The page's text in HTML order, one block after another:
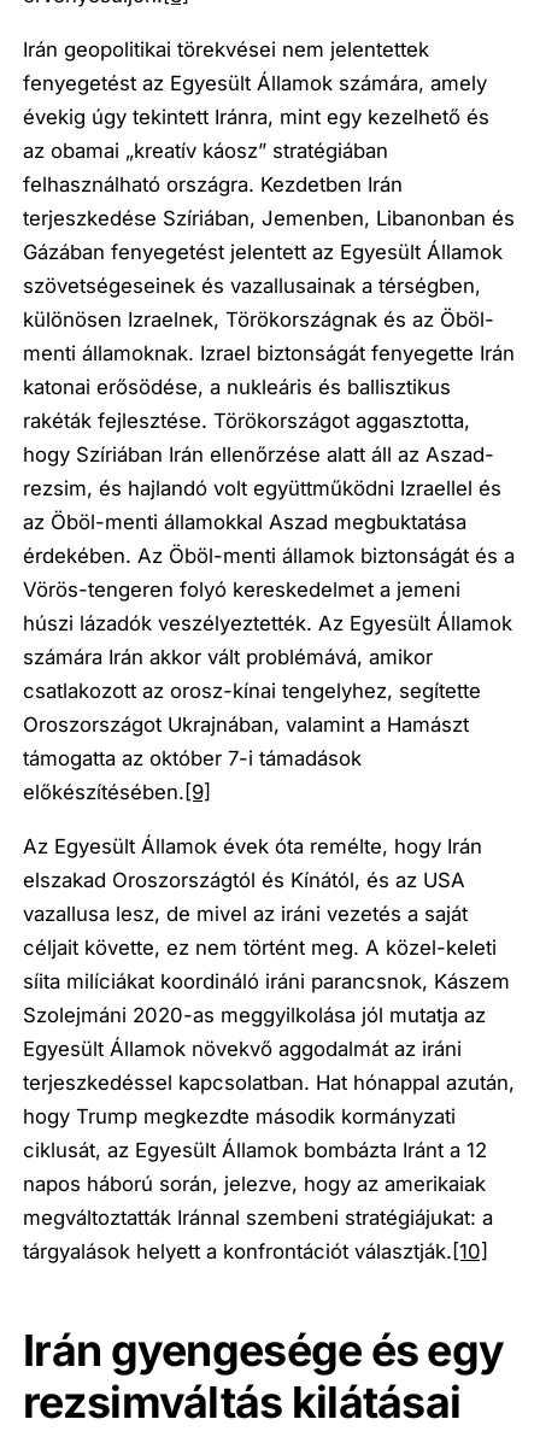
Irán geopolitikai törekvései nem jelentettek
fenyegetést az Egyesült Államok számára, amely
évekig úgy tekintett Iránra, mint egy kezelhető és
az obamai „kreatív káosz” stratégiában
felhasználható országra. Kezdetben Irán
terjeszkedése Szíriában, Jemenben, Libanonban és
Gázában fenyegetést jelentett az Egyesült Államok
szövetségeseinek és vazallusainak a térségben,
különösen Izraelnek, Törökországnak és az Öböl-
menti államoknak. Izrael biztonságát fenyegette Irán
katonai erősödése, a nukleáris és ballisztikus
rakéták fejlesztése. Törökországot aggasztotta,
hogy Szíriában Irán ellenőrzése alatt áll az Aszad-
rezsim, és hajlandó volt együttműködni Izraellel és
az Öböl-menti államokkal Aszad megbuktatása
érdekében. Az Öböl-menti államok biztonságát és a
Vörös-tengeren folyó kereskedelmet a jemeni
húszi lázadók veszélyeztették. Az Egyesült Államok
számára Irán akkor vált problémává, amikor
csatlakozott az orosz-kínai tengelyhez, segítette
Oroszországot Ukrajnában, valamint a Hamászt
támogatta az október 7-i támadások
előkészítésében. [9]
Az Egyesült Államok évek óta remélte, hogy Irán
elszakad Oroszországtól és Kínától, és az USA
vazallusa lesz, de mivel az iráni vezetés a saját
céljait követte, ez nem történt meg. A közel-keleti
síita milíciákat koordináló iráni parancsnok, Kászem
Szolejmáni 2020-as meggyilkolása jól mutatja az
Egyesült Államok növekvő aggodalmát az iráni
terjeszkedéssel kapcsolatban. Hat hónappal azután,
hogy Trump megkezdte második kormányzati
ciklusát, az Egyesült Államok bombázta Iránt a 12
napos háború során, jelezve, hogy az amerikaiak
megváltoztatták Iránnal szembeni stratégiájukat: a
tárgyalások helyett a konfrontációt választják. [10]
Irán gyengesége és egy
rezsimváltás kilátásai